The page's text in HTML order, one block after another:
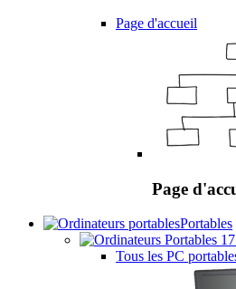
Page d'accueil
Page
Portables
Tous les PC